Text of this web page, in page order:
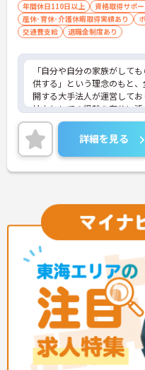
【ご家族も安心できる、圧倒
います】
・ご家族分も含めて年間3万
る独自の福利厚生が利用で
・小学校3年生までの時短
男性の育休取得実績も豊富
が変化しても安心です。
【プライベートとの両立が
・有給取得促進手当の支給
暇を取得できる仕組みがあ
フレッシュできます。
・中途入社比率が6割を超え
年間休日110日以上
資格取得サポ
産休･育休･介護休暇取得実績あり
交通費支給
退職金制度あり
「自分や自分の家族がして
供する」という理念のもと
開する大手法人が運営して
祉士としての経験を存分に
ます。最大の魅力は、専門
の社内資格「マジ神制度」。
認定されると最大月4万円の
な収入アップが可能です。
力や睡眠センサー等のDX化
の圧倒的な福利厚生のもと
テップアップ等、介護のプ
アを築けます。
★おすすめPOINT★
【これまでの経験・専門性
です】
・独自の社内資格「マジ神
ると1資格につき月1万円（
算されます。
・ケアマネジャーの受験料や
で全額補助されるため、次の
負担なく目指せます。
詳細を見る